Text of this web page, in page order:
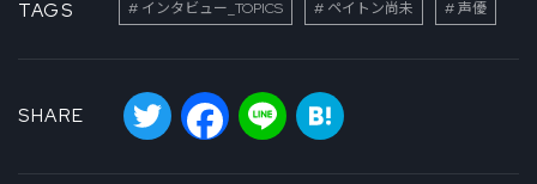
TAGS インタビュー_TOPICS ペイトン尚未 声優
SHARE
Twitter Facebook
Line